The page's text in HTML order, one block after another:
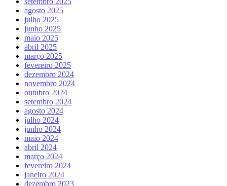
agosto 2025
julho 2025
junho 2025
maio 2025
abril 2025
março 2025
fevereiro 2025
dezembro 2024
novembro 2024
outubro 2024
setembro 2024
agosto 2024
julho 2024
junho 2024
maio 2024
abril 2024
março 2024
fevereiro 2024
janeiro 2024
dezembro 2023